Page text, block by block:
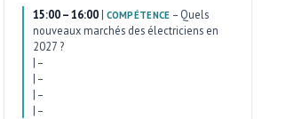
15:00 – 16:00| COMPÉTENCE – Quels
nouveaux marchés des électriciens en
2027 ?
| –
| –
| –
| –